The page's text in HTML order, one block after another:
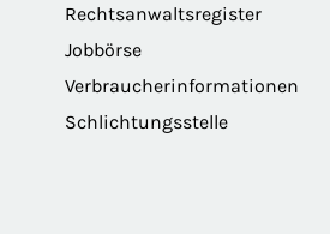
Rechtsanwaltsregister
Jobbörse
Verbraucherinformationen
Schlichtungsstelle